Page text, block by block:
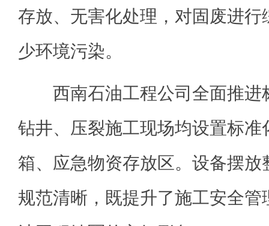
存放、无害化处理，对固废进行
少环境污染。
西南石油工程公司全面推进
钻井、压裂施工现场均设置标准
箱、应急物资存放区。设备摆放
规范清晰，既提升了施工安全管